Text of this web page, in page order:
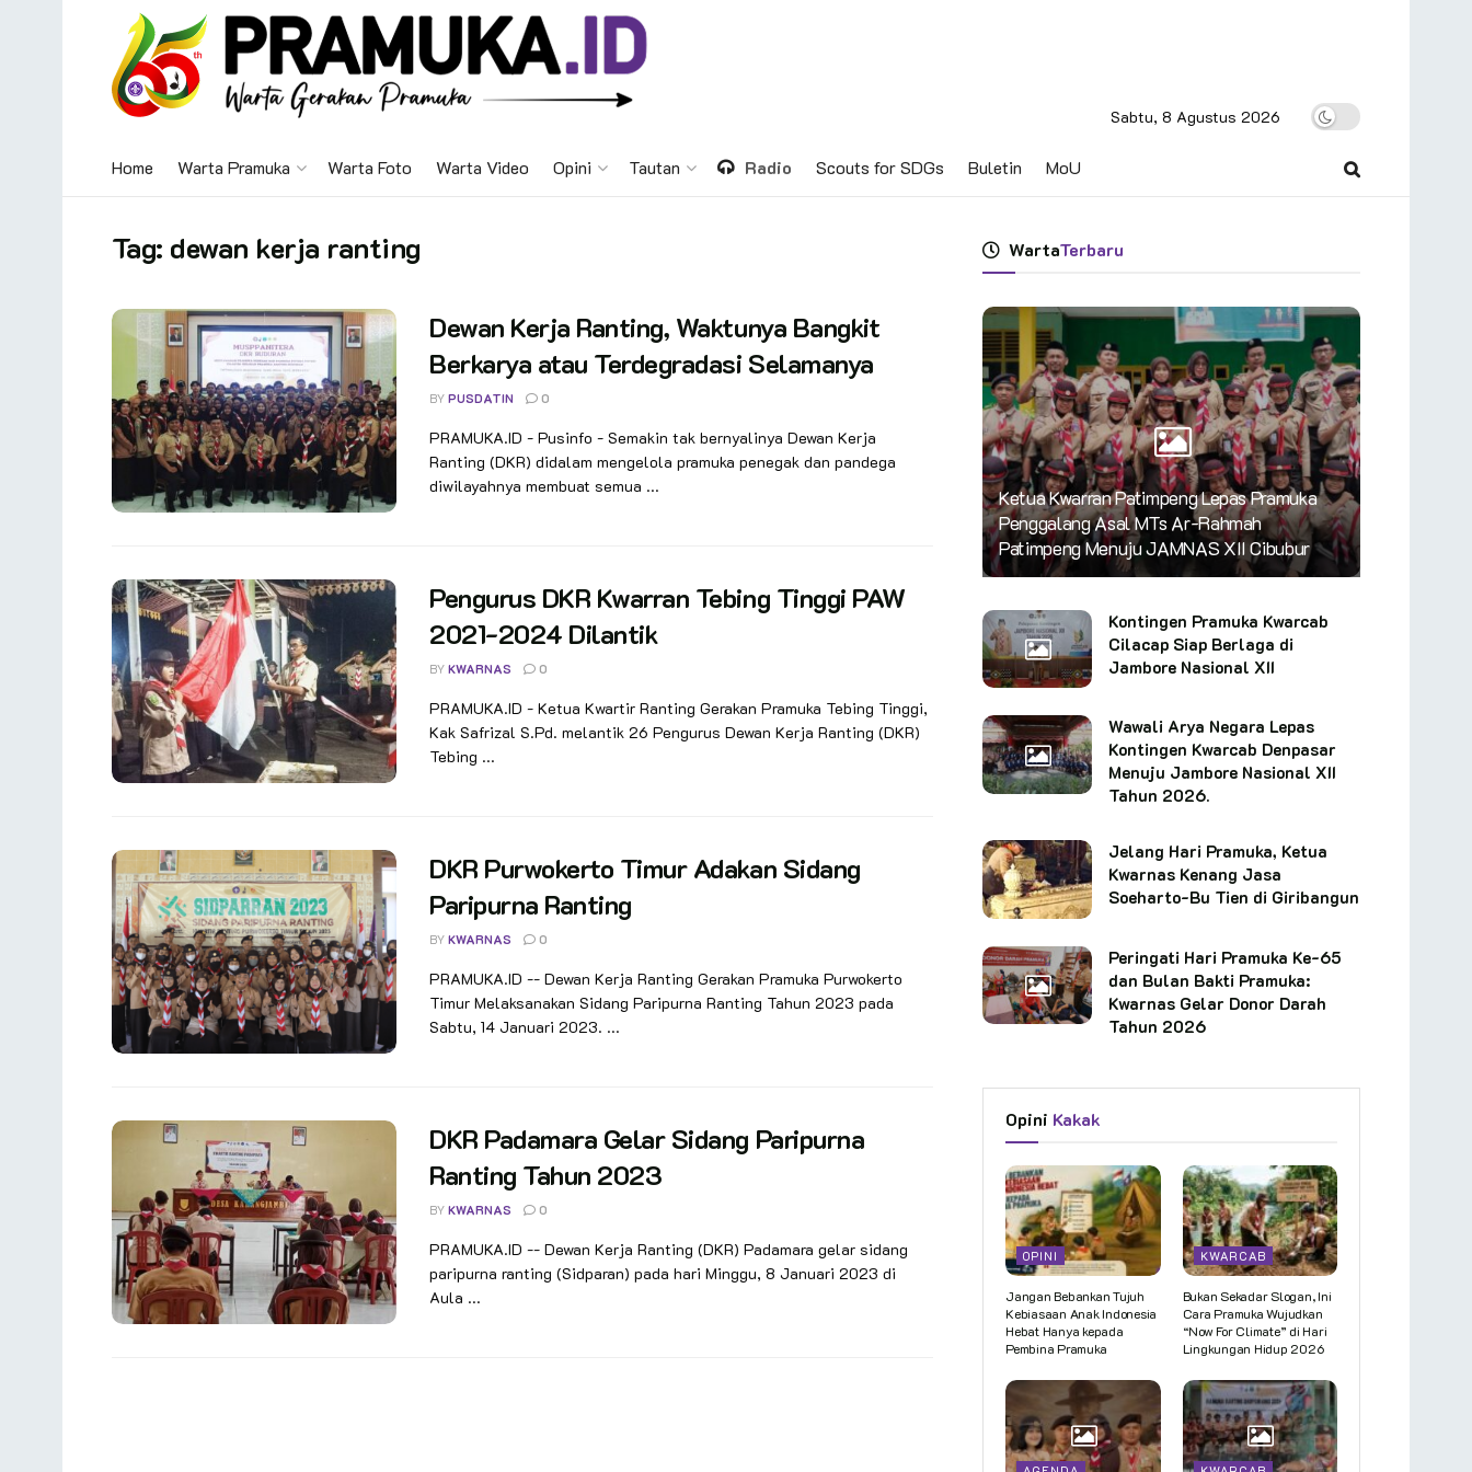
Sabtu, 8 Agustus 2026
Home Warta Pramuka Warta Foto Warta Video Opini Tautan Radio Scouts for SDGs Buletin MoU
Tag: dewan kerja ranting
Dewan Kerja Ranting, Waktunya Bangkit
Berkarya atau Terdegradasi Selamanya
BY PUSDATIN 0
PRAMUKA.ID - Pusinfo - Semakin tak bernyalinya Dewan Kerja
Ranting (DKR) didalam mengelola pramuka penegak dan pandega
diwilayahnya membuat semua ...
Pengurus DKR Kwarran Tebing Tinggi PAW
2021-2024 Dilantik
BY KWARNAS 0
PRAMUKA.ID - Ketua Kwartir Ranting Gerakan Pramuka Tebing Tinggi,
Kak Safrizal S.Pd. melantik 26 Pengurus Dewan Kerja Ranting (DKR)
Tebing ...
DKR Purwokerto Timur Adakan Sidang
Paripurna Ranting
BY KWARNAS 0
PRAMUKA.ID -- Dewan Kerja Ranting Gerakan Pramuka Purwokerto
Timur Melaksanakan Sidang Paripurna Ranting Tahun 2023 pada
Sabtu, 14 Januari 2023. ...
DKR Padamara Gelar Sidang Paripurna
Ranting Tahun 2023
BY KWARNAS 0
PRAMUKA.ID -- Dewan Kerja Ranting (DKR) Padamara gelar sidang
paripurna ranting (Sidparan) pada hari Minggu, 8 Januari 2023 di
Aula ...
WartaTerbaru
Ketua Kwarran Patimpeng Lepas Pramuka
Penggalang Asal MTs Ar-Rahmah
Patimpeng Menuju JAMNAS XII Cibubur
Kontingen Pramuka Kwarcab
Cilacap Siap Berlaga di
Jambore Nasional XII
Wawali Arya Negara Lepas
Kontingen Kwarcab Denpasar
Menuju Jambore Nasional XII
Tahun 2026.
Jelang Hari Pramuka, Ketua
Kwarnas Kenang Jasa
Soeharto-Bu Tien di Giribangun
Peringati Hari Pramuka Ke-65
dan Bulan Bakti Pramuka:
Kwarnas Gelar Donor Darah
Tahun 2026
Opini Kakak
OPINI
Jangan Bebankan Tujuh
Kebiasaan Anak Indonesia
Hebat Hanya kepada
Pembina Pramuka
KWARCAB
Bukan Sekadar Slogan, Ini
Cara Pramuka Wujudkan
“Now For Climate” di Hari
Lingkungan Hidup 2026